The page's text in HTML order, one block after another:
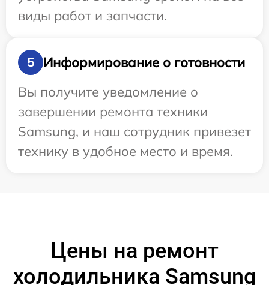
виды работ и запчасти.
5
Информирование о готовности
Вы получите уведомление о
завершении ремонта техники
Samsung, и наш сотрудник привезет
технику в удобное место и время.
Цены на ремонт
холодильника Samsung